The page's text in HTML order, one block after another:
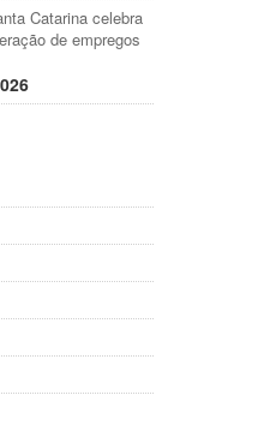
Catarina celebra
de empregos